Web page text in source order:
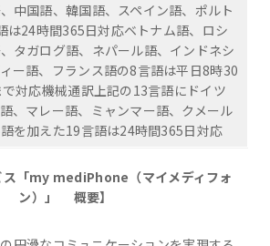
中国語、韓国語、スペイン語、ポルト
は24時間365日対応ベトナム語、ロシ
タガログ語、ネパール語、インドネシ
ー語、フランス語の8言語は平日8時30
対応機械通訳上記の13言語にドイツ
、マレー語、ミャンマー語、クメール
を加えた19言語は24時間365日対応
ス「my mediPhone （マイメディフォ
ン）」
概要】